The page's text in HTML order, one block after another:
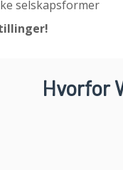
selskapsformer
Hvorfor